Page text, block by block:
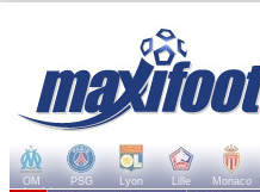
OM PSG Lyon Lille Monaco